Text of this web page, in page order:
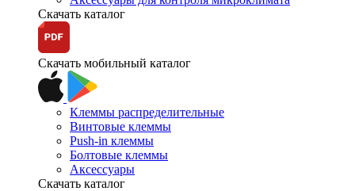
Скачать каталог
Скачать мобильный каталог
Клеммы распределительные
Винтовые клеммы
Push-in клеммы
Болтовые клеммы
Аксессуары
Скачать каталог